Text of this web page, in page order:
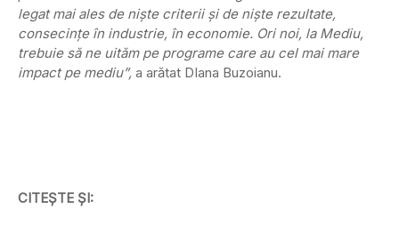
legat mai ales de nişte criterii şi de nişte rezultate,
consecinţe în industrie, în economie. Ori noi, la Mediu,
trebuie să ne uităm pe programe care au cel mai mare
impact pe mediu”, a arătat DIana Buzoianu.
CITEȘTE ȘI: